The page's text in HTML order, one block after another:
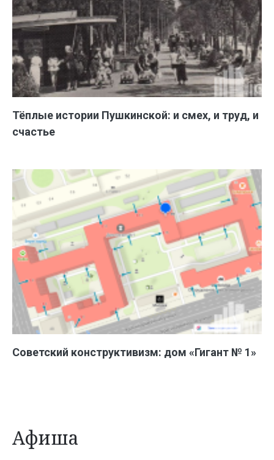
Тёплые истории Пушкинской: и смех, и труд, и
счастье
Советский конструктивизм: дом «Гигант № 1»
Афиша